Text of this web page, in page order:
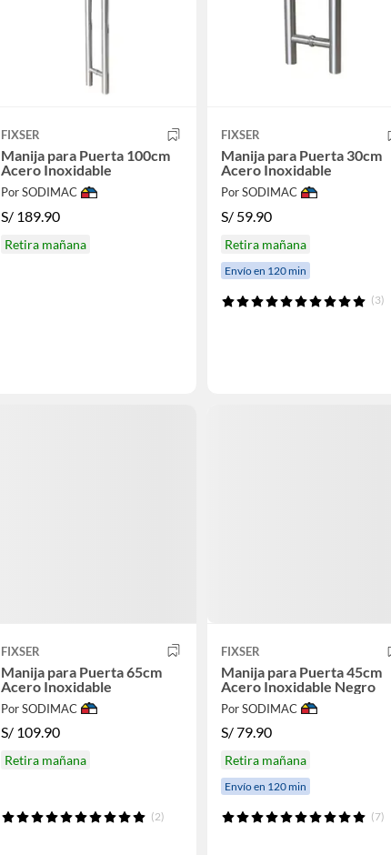
FIXSER
Manija para Puerta 100cm
Acero Inoxidable
Por SODIMAC
S/ 189.90
Retira mañana
FIXSER
Manija para Puerta 30cm
Acero Inoxidable
Por SODIMAC
S/ 59.90
Retira mañana
Envío en 120 min
(3)
FIXSER
Manija para Puerta 65cm
Acero Inoxidable
Por SODIMAC
S/ 109.90
Retira mañana
(2)
FIXSER
Manija para Puerta 45cm
Acero Inoxidable Negro
Por SODIMAC
S/79.90
Retira mañana
Envío en 120 min
(7)